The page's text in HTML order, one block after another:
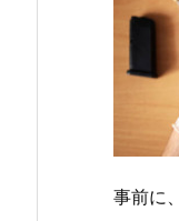
事前に